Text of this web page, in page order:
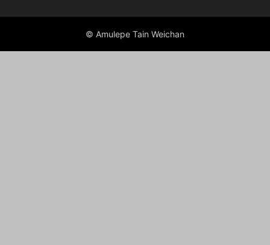
© Amulepe Tain Weichan